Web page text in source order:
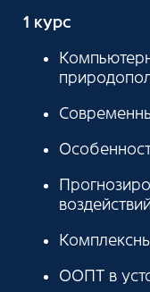
1 курс
ООПТ в